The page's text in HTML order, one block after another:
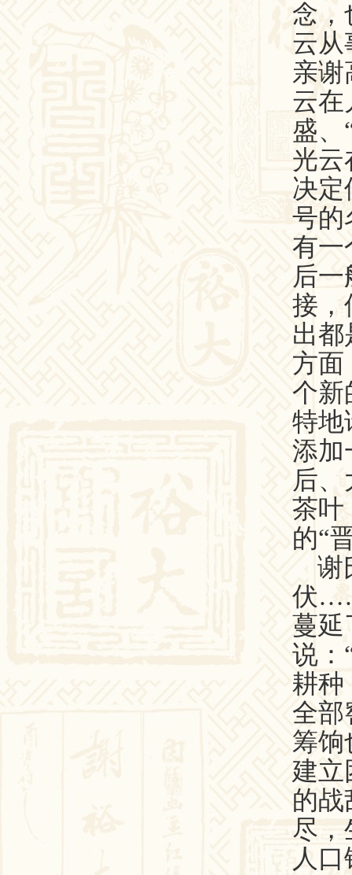
念，
云从
亲谢
云在
盛、
光云
决定
号的
有一
后
接，
出都
方面
个新
特地
添加
后
茶叶
的“
谢
伏
蔓延
说：
耕种
全部
筹饷
建立
的战
尽，
人